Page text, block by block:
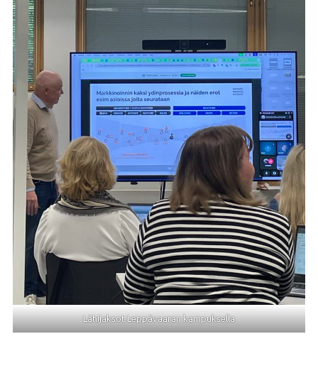
Lähijaksot Leppävaaran kampuksella